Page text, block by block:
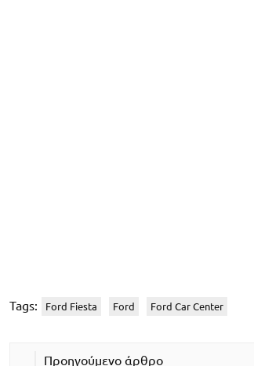
Tags: Ford Fiesta Ford Ford Car Center